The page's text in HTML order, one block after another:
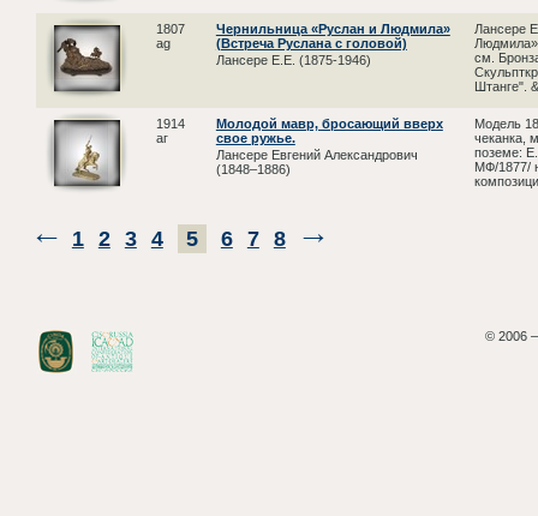
1807
ag
Чернильница «Руслан и Людмила»
(Встреча Руслана с головой)
Лансере Е.E. (1875-1946)
Лансере
см.
Штанге".
1914
аг
Молодой мавр, бросающий вверх
свое ружье.
Лансере Евгений Александрович
(1848–1886)
Модель
чеканка,
поземе:
МФ/1877/
1 2 3 4 5 6 7 8
© 2006